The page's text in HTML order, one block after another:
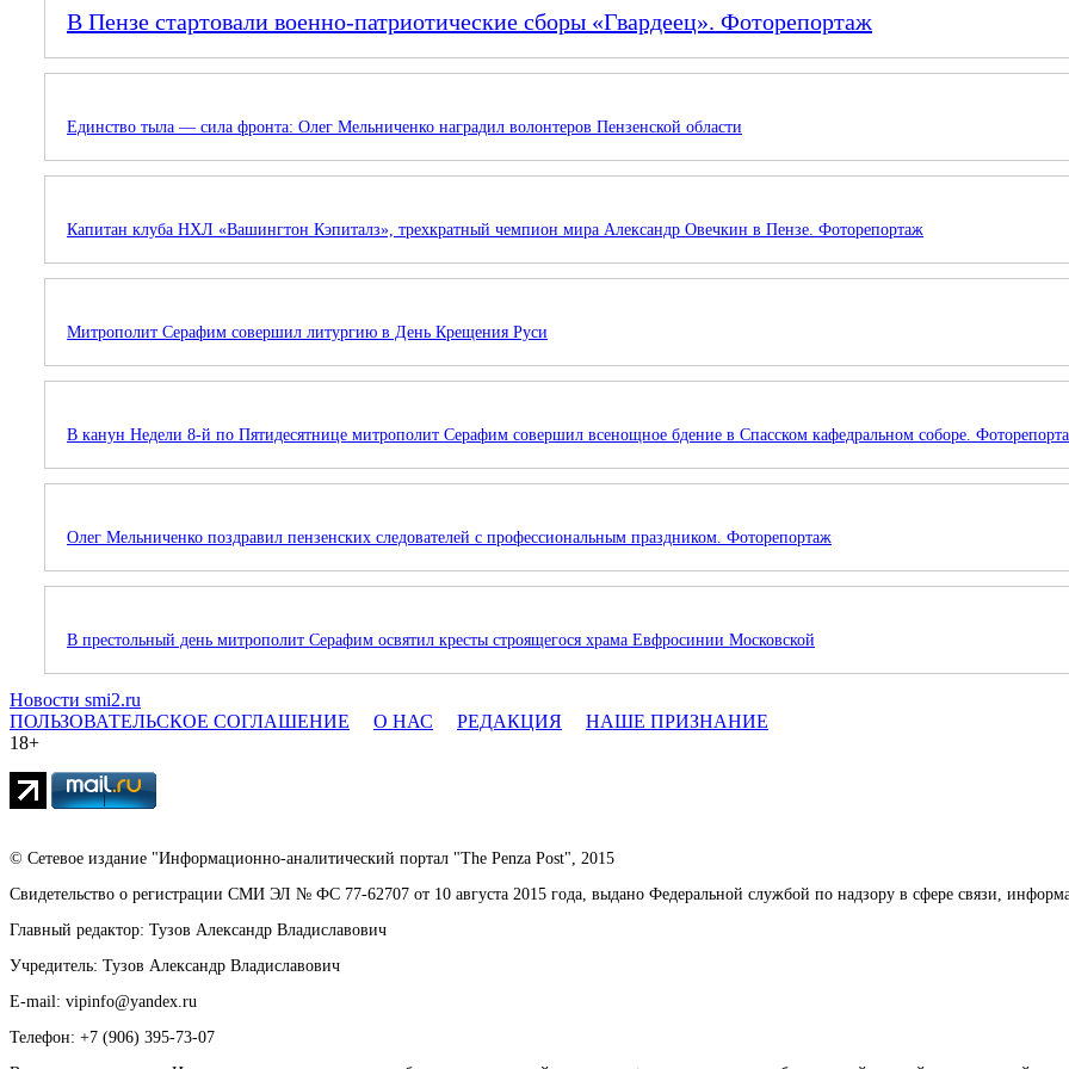
В Пензе стартовали военно-патриотические сборы «Гвардеец». Фоторепортаж
Единство тыла — сила фронта: Олег Мельниченко наградил волонтеров Пензенской области
Капитан клуба НХЛ «Вашингтон Кэпиталз», трехкратный чемпион мира Александр Овечкин в Пензе. Фоторепортаж
Митрополит Серафим совершил литургию в День Крещения Руси
В канун Недели 8-й по Пятидесятнице митрополит Серафим совершил всенощное бдение в Спасском кафедральном соборе.
Олег Мельниченко поздравил пензенских следователей с профессиональным праздником. Фоторепортаж
В престольный день митрополит Серафим освятил кресты строящегося храма Евфросинии Московской
Новости smi2.ru
ПОЛЬЗОВАТЕЛЬСКОЕ СОГЛАШЕНИЕ
О НАС РЕДАКЦИЯ
НАШЕ ПРИЗНАНИЕ
18+
© Сетевое издание "Информационно-аналитический портал "The Penza Post", 2015
Свидетельство о регистрации СМИ ЭЛ № ФС 77-62707 от 10 августа 2015 года, выдано Федеральной службой по надзору в сфере связи,
Главный редактор: Тузов Александр Владиславович
Учредитель: Тузов Александр Владиславович
E-mail: vipinfo@yandex.ru
Телефон: +7 (906) 395-73-07